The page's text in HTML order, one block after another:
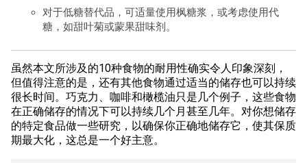
对于低糖替代品，可适量使用枫糖浆，或考虑使用代
糖，如甜叶菊或蒙果甜味剂。
虽然本文所涉及的10种食物的耐用性确实令人印象深刻，
但值得注意的是，还有其他食物通过适当的储存也可以持续
很长时间。巧克力、咖啡和橄榄油只是几个例子，这些食物
在正确储存的情况下可以持续几个月甚至几年。对你想储存
的特定食品做一些研究，以确保你正确地储存它，使其保质
期最大化，这总是一个好主意。